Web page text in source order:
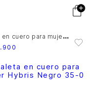
B
aleta en cuero para mujer Terral
. 900